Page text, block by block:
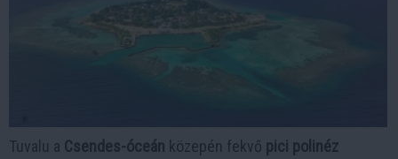
Tuvalu a Csendes-óceán közepén fekvő pici polinéz